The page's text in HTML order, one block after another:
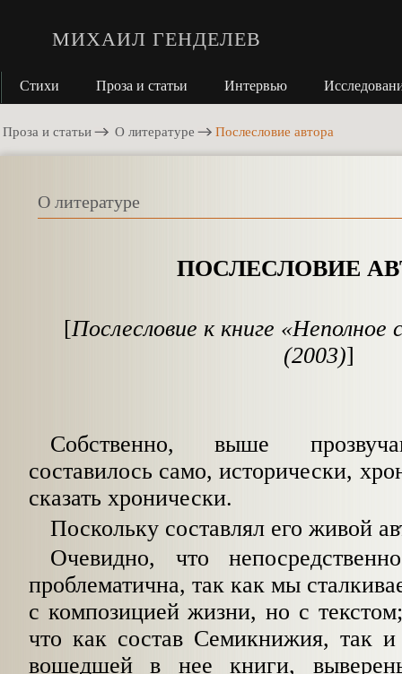
МИХАИЛ ГЕНДЕЛЕВ
Стихи Проза и статьи Интервью
Проза и статьи О литературе Послесловие автора
О литературе
ПОСЛЕСЛОВИЕ
[Послесловие к книге «Неполное
(2003)]
Собственно, выше
составилось само, исторически,
сказать хронически.
Поскольку составлял его живой
Очевидно, что
проблематична, так как мы
с композицией жизни, но с
что как состав Семикнижия, так
вошедшей в нее книги,